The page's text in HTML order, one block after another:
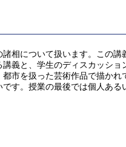
相について扱います。この
義と、学⽣のディスカッシ
市を扱った芸術作品で描か
す。授業の最後では個人ある